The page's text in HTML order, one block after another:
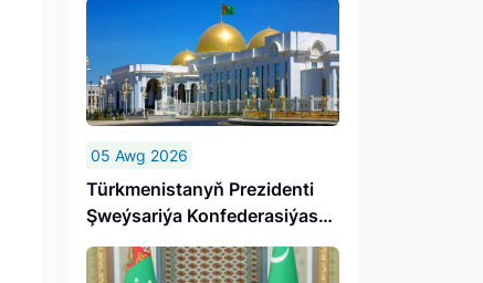
05 Awg 2026
Türk­me­nis­ta­nyň Prezidenti
Şweý­sa­ri­ýa Kon­fe­de­ra­si­ýa­sy­
nyň wi­se-prezidenti, Da­şa­ry
iş­ler fe­de­ral de­par­ta­men­ti­niň